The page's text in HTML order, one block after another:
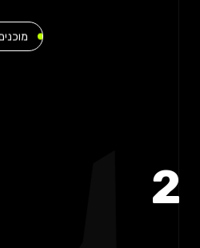
מוכנים עבור